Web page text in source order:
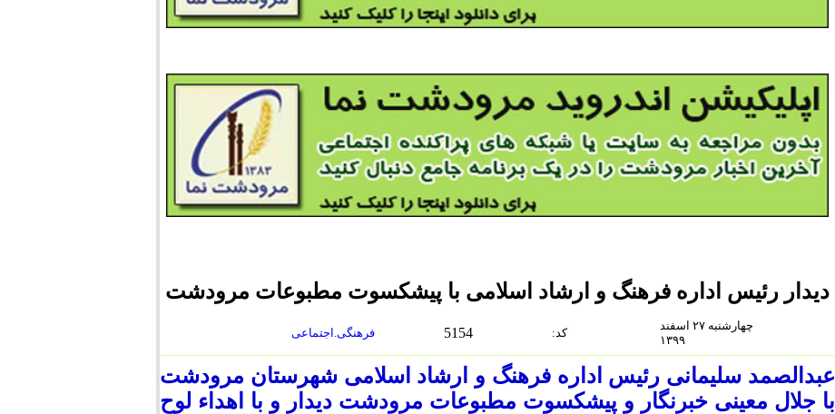
دیدار رئیس اداره فرهنگ و ارشاد اسلامی با پیشکسوت مطبوعات مرودشت
فرهنگی.اجتماعی 5154 :كد
چهارشنبه ۲۷ اسفند
۱۳۹۹
عبدالصمد سلیمانی رئیس اداره فرهنگ و ارشاد اسلامی شهرستان مرودشت
با جلال معینی خبرنگار و پیشکسوت مطبوعات مرودشت دیدار و با اهداء لوح